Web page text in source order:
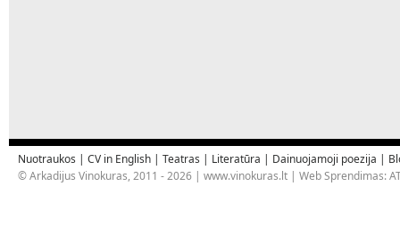
Nuotraukos | CV in English | Teatras | Literatūra | Dainuojamoji poezija |
© Arkadijus Vinokuras, 2011 - 2026 | www.vinokuras.lt | Web Sprendimas: